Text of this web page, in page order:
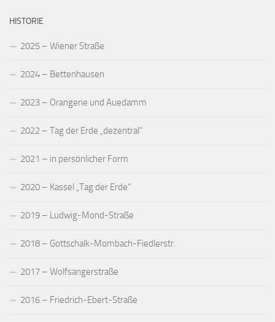
HISTORIE
2025 – Wiener Straße
2024 – Bettenhausen
2023 – Orangerie und Auedamm
2022 – Tag der Erde „dezentral“
2021 – in persönlicher Form
2020 – Kassel „Tag der Erde“
2019 – Ludwig-Mond-Straße
2018 – Gottschalk-Mombach-Fiedlerstr.
2017 – Wolfsangerstraße
2016 – Friedrich-Ebert-Straße